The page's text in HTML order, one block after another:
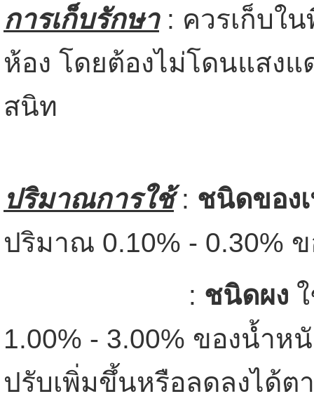
การเก็บรักษา : ควรเก็บใ
ห้อง โดยต้องไม่โดนแสง
สนิท
ปริมาณการใช้: ชนิดของ
ปริมาณ 0.10% - 0.30%
: ชนิดผง
1.00% - 3.00% ของน้ำห
ปรับเพิ่มขึ้นหรือลดลงได้ต